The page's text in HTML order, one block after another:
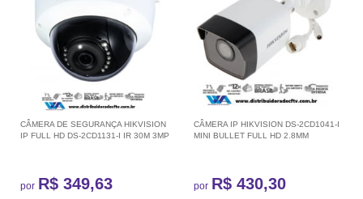
CÂMERA DE SEGURANÇA HIKVISION
IP FULL HD DS-2CD1131-I IR 30M 3MP
por R$ 349,63
CÂMERA IP HIKVISION DS-2CD1041-I
MINI BULLET FULL HD 2.8MM
por R$ 430,30